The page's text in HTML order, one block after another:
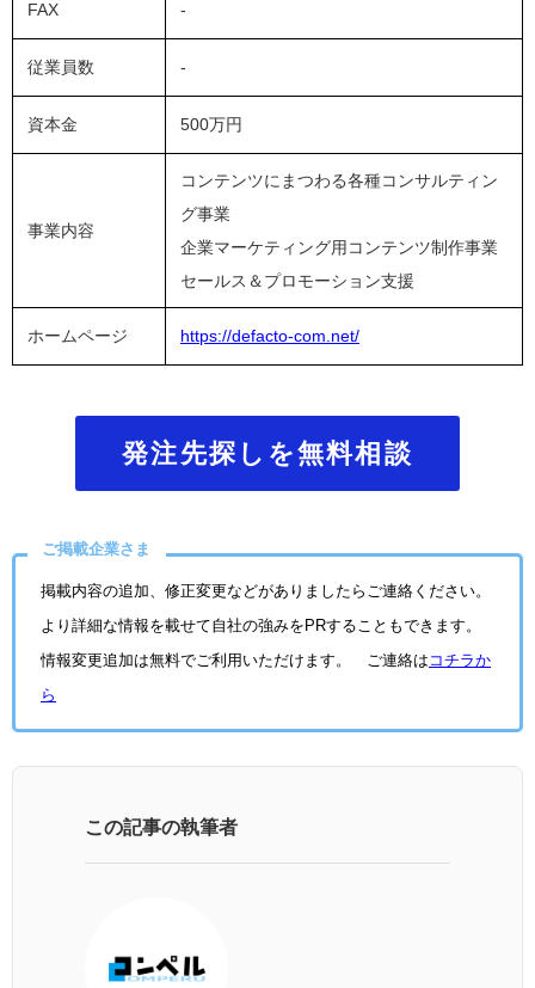
FAX -
従業員数 -
資本金 500万円
事業内容
コンテンツにまつわる各種コンサルティン
グ事業
企業マーケティング用コンテンツ制作事業
セールス＆プロモーション支援
ホームページ https://defacto-com.net/
発注先探しを無料相談
ご掲載企業さま
掲載内容の追加、修正変更などがありましたらご連絡ください。
より詳細な情報を載せて自社の強みをPRすることもできます。
情報変更追加は無料でご利用いただけます。 ご連絡は コチラか
ら
この記事の執筆者